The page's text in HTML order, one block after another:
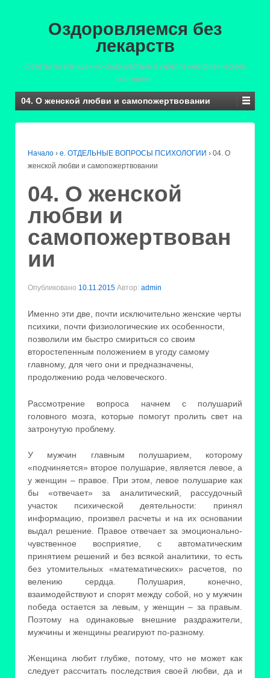
Оздоровляемся без
лекарств
Советы по улучшению самочувствия и укреплению физического
состояния.
04. О женской любви и самопожертвовании
Начало › е. ОТДЕЛЬНЫЕ ВОПРОСЫ ПСИХОЛОГИИ › 04. О
женской любви и самопожертвовании
04. О женской
любви и
самопожертвован
ии
Опубликовано 10.11.2015 Автор: admin
Именно эти две, почти исключительно женские черты
психики, почти физиологические их особенности,
позволили им быстро смириться со своим
второстепенным положением в угоду самому
главному, для чего они и предназначены,
продолжению рода человеческого.
Рассмотрение вопроса начнем с полушарий
головного мозга, которые помогут пролить свет на
затронутую проблему.
У мужчин главным полушарием, которому
«подчиняется» второе полушарие, является левое, а
у женщин – правое. При этом, левое полушарие как
бы «отвечает» за аналитический, рассудочный
участок психической деятельности: принял
информацию, произвел расчеты и на их основании
выдал решение. Правое отвечает за эмоционально-
чувственное восприятие, с автоматическим
принятием решений и без всякой аналитики, то есть
без утомительных «математических» расчетов, по
велению сердца. Полушария, конечно,
взаимодействуют и спорят между собой, но у мужчин
победа остается за левым, у женщин – за правым.
Поэтому на одинаковые внешние раздражители,
мужчины и женщины реагируют по-разному.
Женщина любит глубже, потому, что не может как
следует рассчитать последствия своей любви, да и